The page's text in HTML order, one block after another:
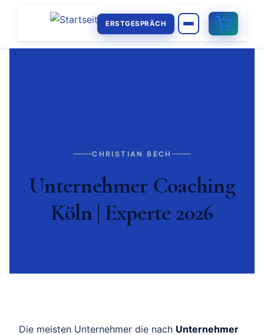
ERSTGESPRÄCH
CHRISTIAN BECH
Unternehmer Coaching
Köln | Experte 2026
Die meisten Unternehmer die nach Unternehmer